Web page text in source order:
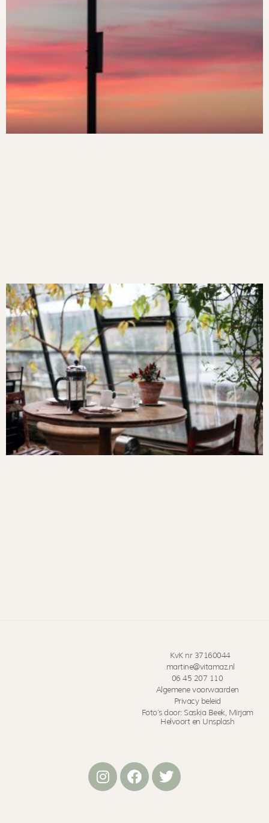
KvK nr 37160044
martine@vitamaz.nl
06 45 207 110
Algemene voorwaarden
Privacy beleid
Foto’s door: Saskia Beek, Mirjam
Helvoort en Unsplash